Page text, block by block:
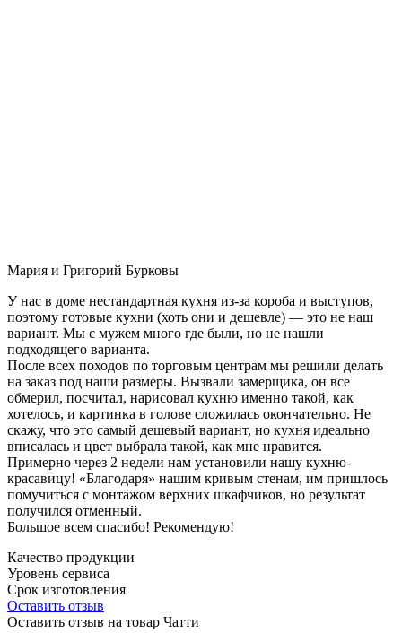
Мария и Григорий Бурковы
У нас в доме нестандартная кухня из-за короба и выступов,
поэтому готовые кухни (хоть они и дешевле) — это не наш
вариант. Мы с мужем много где были, но не нашли
подходящего варианта.
После всех походов по торговым центрам мы решили делать
на заказ под наши размеры. Вызвали замерщика, он все
обмерил, посчитал, нарисовал кухню именно такой, как
хотелось, и картинка в голове сложилась окончательно. Не
скажу, что это самый дешевый вариант, но кухня идеально
вписалась и цвет выбрала такой, как мне нравится.
Примерно через 2 недели нам установили нашу кухню-
красавицу! «Благодаря» нашим кривым стенам, им пришлось
помучиться с монтажом верхних шкафчиков, но результат
получился отменный.
Большое всем спасибо! Рекомендую!
Качество продукции
Уровень сервиса
Срок изготовления
Оставить отзыв
Оставить отзыв на товар Чатти